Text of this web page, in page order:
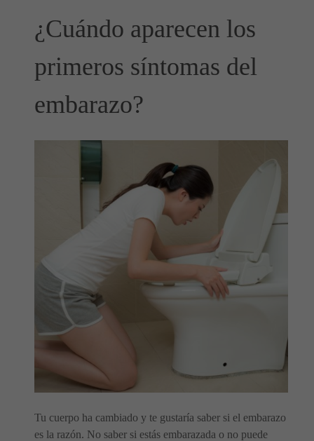
¿Cuándo aparecen los
primeros síntomas del
embarazo?
Tu cuerpo ha cambiado y te gustaría saber si el embarazo
es la razón. No saber si estás embarazada o no puede